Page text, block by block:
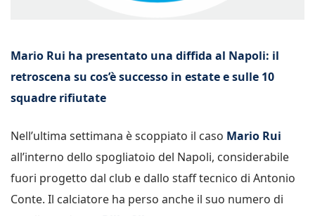
Mario Rui ha presentato una diffida al Napoli: il
retroscena su cos’è successo in estate e sulle 10
squadre rifiutate
Nell’ultima settimana è scoppiato il caso Mario Rui
all’interno dello spogliatoio del Napoli, considerabile
fuori progetto dal club e dallo staff tecnico di Antonio
Conte. Il calciatore ha perso anche il suo numero di